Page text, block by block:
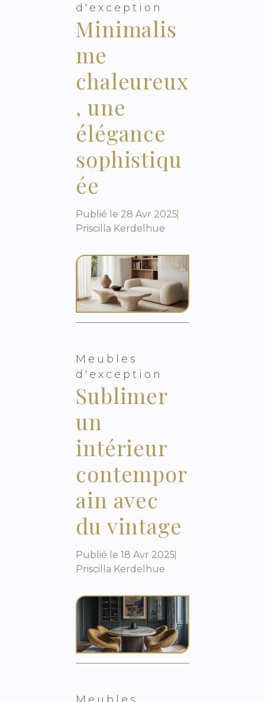
d'exception
Minimalis
me
chaleureux
, une
élégance
sophistiqu
ée
Publié le 28 Avr 2025
Priscilla Kerdelhue
Meubles
d'exception
Sublimer
un
intérieur
contempor
ain avec
du vintage
Publié le 18 Avr 2025
Priscilla Kerdelhue
Meubles